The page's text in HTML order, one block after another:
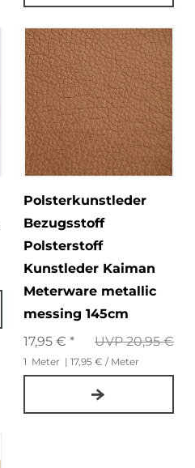
Polsterkunstleder
Bezugsstoff
Polsterstoff
Kunstleder Kaiman
Meterware metallic
messing 145cm
UVP 20,95 €
17,95 € *
1 Meter | 17,95 € / Meter